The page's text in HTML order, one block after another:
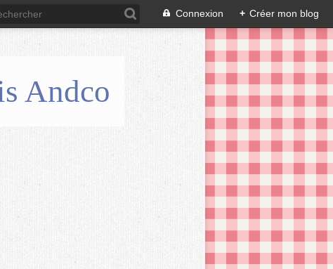
Connexion + Créer mon blog
Andco